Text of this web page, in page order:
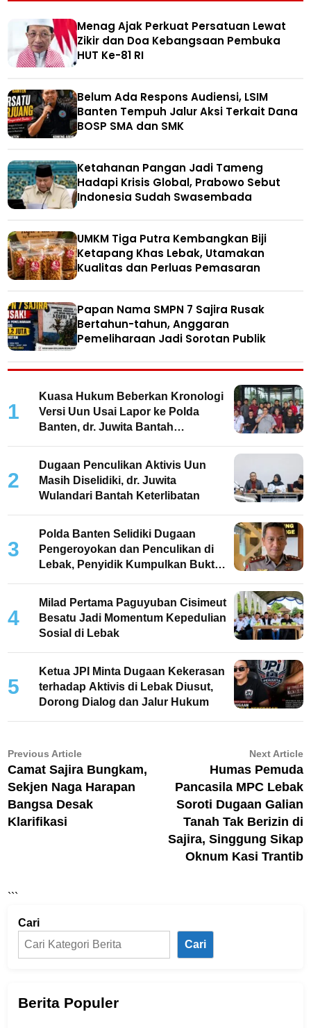
Menag Ajak Perkuat Persatuan Lewat
Zikir dan Doa Kebangsaan Pembuka
HUT Ke-81 RI
Belum Ada Respons Audiensi, LSIM
Banten Tempuh Jalur Aksi Terkait Dana
BOSP SMA dan SMK
Ketahanan Pangan Jadi Tameng
Hadapi Krisis Global, Prabowo Sebut
Indonesia Sudah Swasembada
UMKM Tiga Putra Kembangkan Biji
Ketapang Khas Lebak, Utamakan
Kualitas dan Perluas Pemasaran
Papan Nama SMPN 7 Sajira Rusak
Bertahun-tahun, Anggaran
Pemeliharaan Jadi Sorotan Publik
1
Kuasa Hukum Beberkan Kronologi
Versi Uun Usai Lapor ke Polda
Banten, dr. Juwita Bantah
2
Dugaan Penculikan Aktivis Uun
Masih Diselidiki, dr. Juwita
Wulandari Bantah Keterlibatan
3
Polda Banten Selidiki Dugaan
Pengeroyokan dan Penculikan di
Lebak, Penyidik Kumpulkan Bukti
4
Milad Pertama Paguyuban Cisimeut
Besatu Jadi Momentum Kepedulian
Sosial di Lebak
5
Ketua JPI Minta Dugaan Kekerasan
terhadap Aktivis di Lebak Diusut,
Dorong Dialog dan Jalur Hukum
Navigasi
pos
Previous ArticlePrevious
article:
Camat Sajira Bungkam,
Sekjen Naga Harapan
Bangsa Desak
Klarifikasi
Next Article
Humas Pemuda
Pancasila MPC Lebak
Soroti Dugaan Galian
Tanah Tak Berizin di
Sajira, Singgung Sikap
Oknum Kasi Trantib
```
Cari
Cari
Berita Populer